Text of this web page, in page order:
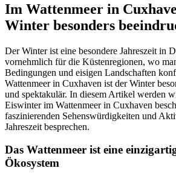
Im Wattenmeer in
Winter besonders
Der Winter ist eine besondere Jahreszeit in
vornehmlich für die Küstenregionen, wo
Bedingungen und eisigen Landschaften
Wattenmeer in Cuxhaven ist der Winter
und spektakulär. In diesem Artikel werden
Eiswinter im Wattenmeer in Cuxhaven
faszinierenden Sehenswürdigkeiten und
Jahreszeit besprechen.
Das Wattenmeer ist eine
Ökosystem